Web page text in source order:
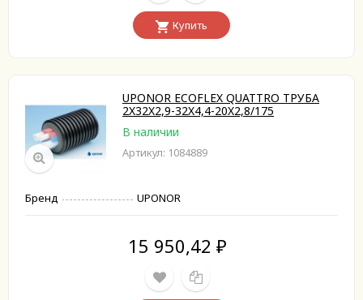
Купить
UPONOR ECOFLEX QUATTRO ТРУБА
2X32X2,9-32X4,4-20X2,8/175
В наличии
Артикул: 1084889
Бренд UPONOR
15 950,42 ₽